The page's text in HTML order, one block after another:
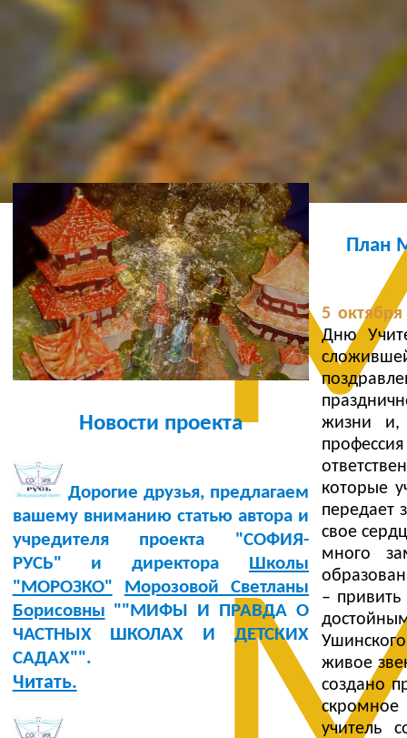
Новости проекта
Дорогие друзья, предлагаем
вашему вниманию статью автора и
учредителя проекта "СОФИЯ-
РУСЬ" и директора Школы
"МОРОЗКО"
Морозовой Светланы
Борисовны ""МИФЫ И ПРАВДА О
ЧАСТНЫХ ШКОЛАХ И ДЕТСКИХ
САДАХ"".
Читать.
План
5 октября
Дню
жизни и,
которые
передает
свое
много
–
живое
создано
учитель